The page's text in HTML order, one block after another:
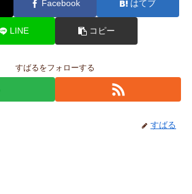
Facebook はてブ
LINE コピー
すばるをフォローする
すばる